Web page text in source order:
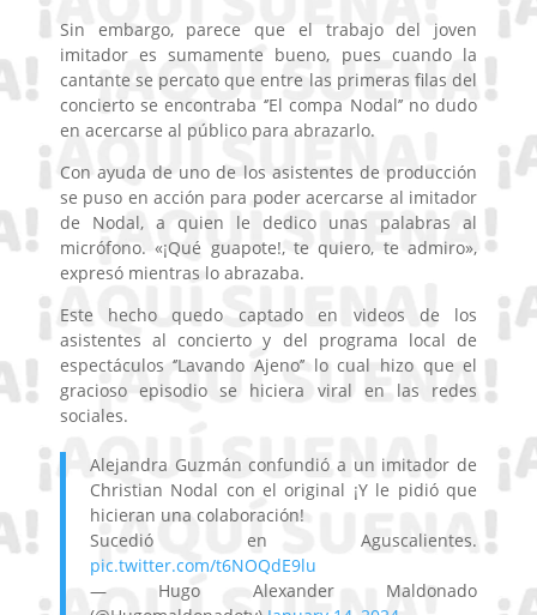
Sin embargo, parece que el trabajo del joven
imitador es sumamente bueno, pues cuando la
cantante se percato que entre las primeras filas del
concierto se encontraba ‘’El compa Nodal’’ no dudo
en acercarse al público para abrazarlo.
Con ayuda de uno de los asistentes de producción
se puso en acción para poder acercarse al imitador
de Nodal, a quien le dedico unas palabras al
micrófono. «¡Qué guapote!, te quiero, te admiro»,
expresó mientras lo abrazaba.
Este hecho quedo captado en videos de los
asistentes al concierto y del programa local de
espectáculos ‘’Lavando Ajeno’’ lo cual hizo que el
gracioso episodio se hiciera viral en las redes
sociales.
Alejandra Guzmán confundió a un imitador de
Christian Nodal con el original ¡Y le pidió que
hicieran una colaboración!
Sucedió en Aguscalientes.
pic.twitter.com/t6NOQdE9lu
— Hugo Alexander Maldonado